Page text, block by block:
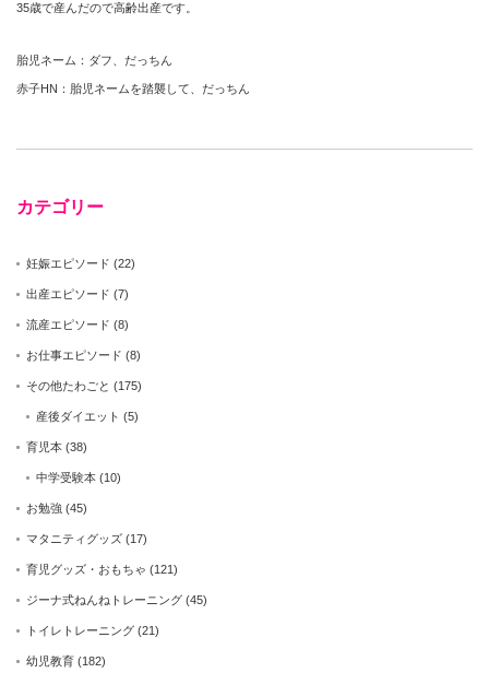
35歳で産んだので高齢出産です。
胎児ネーム：ダフ、だっちん
赤子HN：胎児ネームを踏襲して、だっちん
カテゴリー
妊娠エピソード (22)
出産エピソード (7)
流産エピソード (8)
お仕事エピソード (8)
その他たわごと (175)
産後ダイエット (5)
育児本 (38)
中学受験本 (10)
お勉強 (45)
マタニティグッズ (17)
育児グッズ・おもちゃ (121)
ジーナ式ねんねトレーニング (45)
トイレトレーニング (21)
幼児教育 (182)